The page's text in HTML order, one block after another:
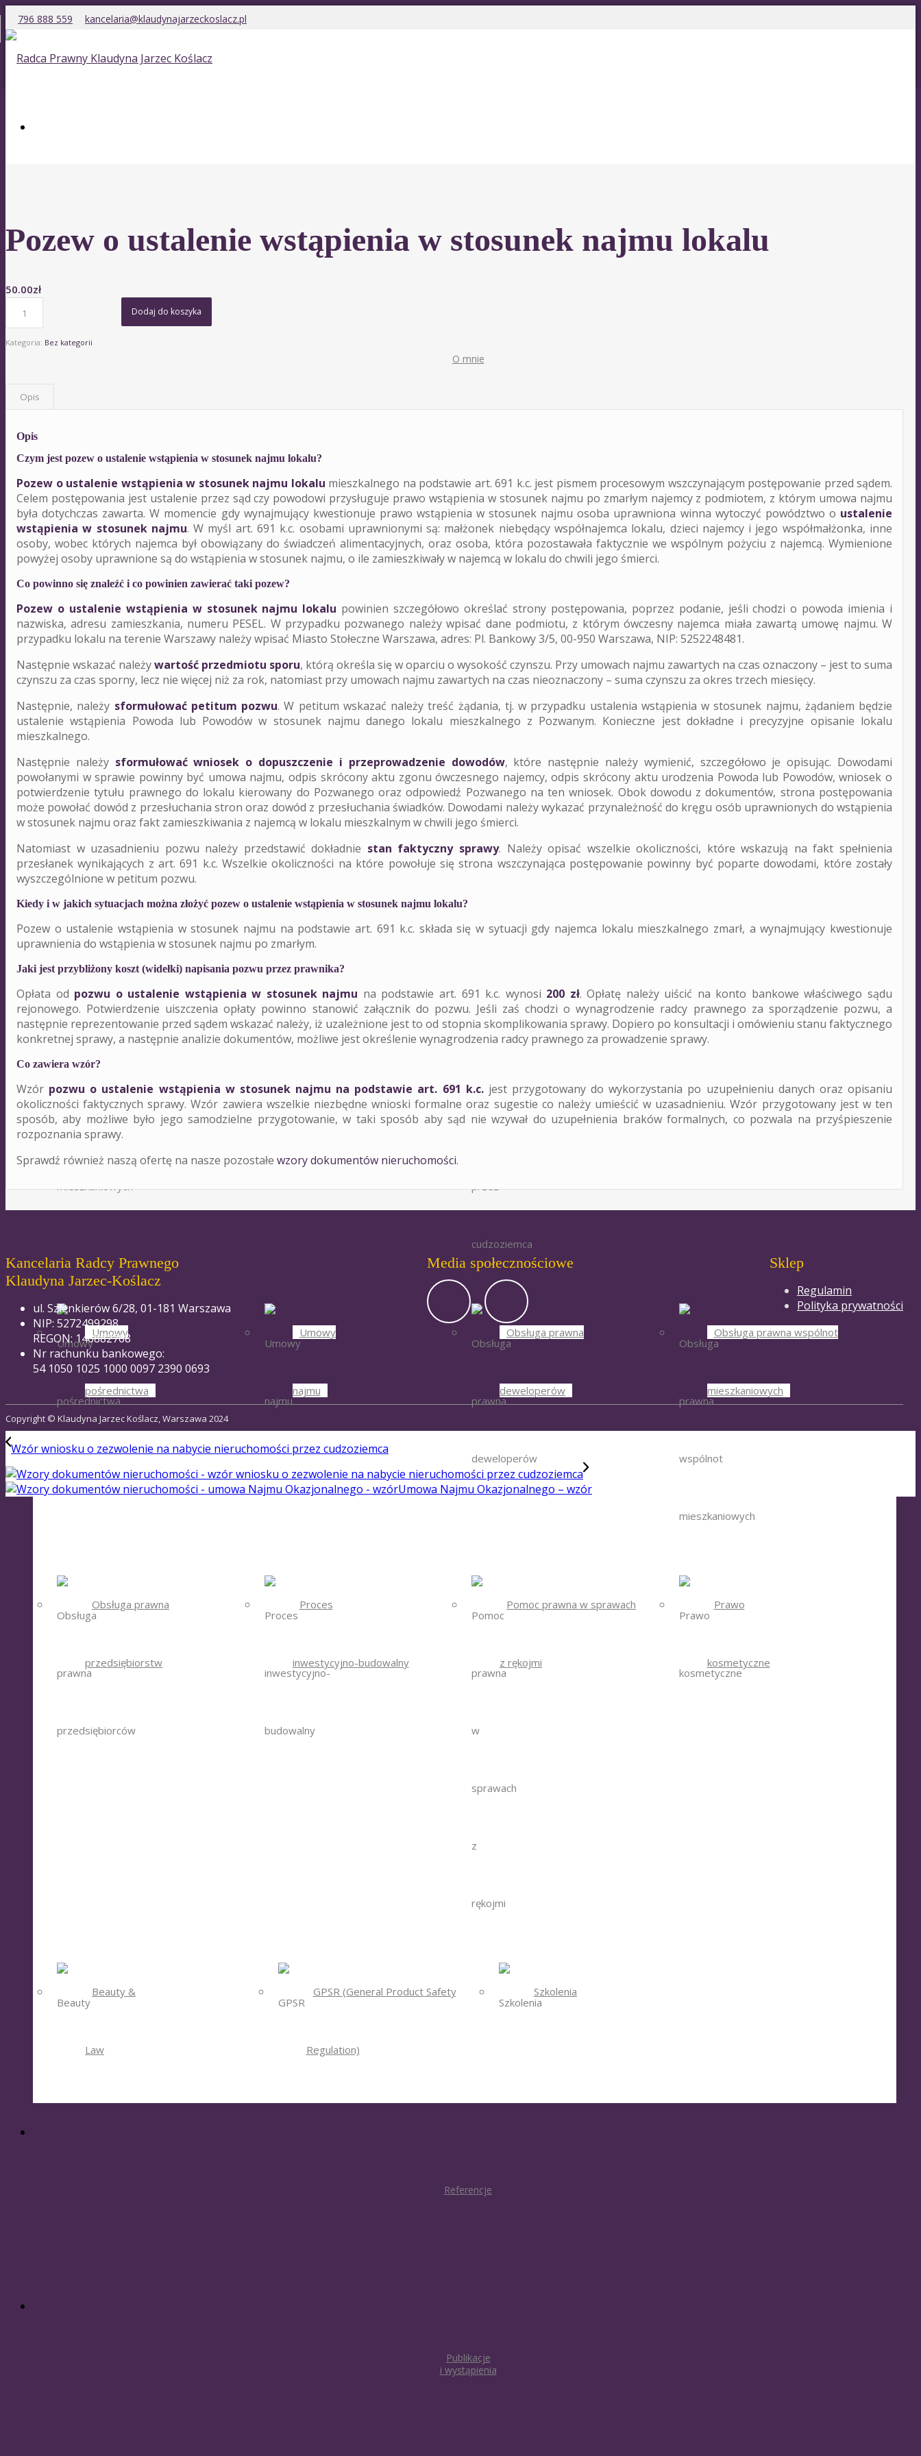
796 888 559 kancelaria@klaudynajarzeckoslacz.pl
O mnie
Usługi
Badanie stanu prawnego
nieruchomości
Due diligence
nieruchomości
Transakcje
nieruchomościowe
Porady prawne dotyczące
nieruchomości
Radca prawny do spraw
mieszkaniowych
Postępowanie sądowe i adm.
dot. nieruchomości nieruchomości przez deweloperskie
Umowy
pośrednictwa
Umowy
najmu
Obsługa prawna
deweloperów
Obsługa prawna wspólnot
mieszkaniowych
Obsługa prawna
przedsiębiorstw
Proces
inwestycyjno-budowalny
Pomoc prawna w sprawach
z rękojmi
Prawo
kosmetyczne
Beauty &
Law
GPSR (General Product Safety
Regulation)
Szkolenia
Referencje
Publikacje
i wystąpienia
Pozew o ustalenie wstąpienia w stosunek najmu lokalu
50.00zł
Dodaj do koszyka
Kategoria: Bez kategorii
Opis
Opis
Czym jest pozew o ustalenie wstąpienia w stosunek najmu lokalu?
Pozew o ustalenie wstąpienia w stosunek najmu lokalu mieszkalnego na podstawie art. 691 k.c. jest pismem procesowym wszczynającym postępowanie przed sądem.
Celem postępowania jest ustalenie przez sąd czy powodowi przysługuje prawo wstąpienia w stosunek najmu po zmarłym najemcy z podmiotem, z którym umowa najmu
była dotychczas zawarta. W momencie gdy wynajmujący kwestionuje prawo wstąpienia w stosunek najmu osoba uprawniona winna wytoczyć powództwo o ustalenie
wstąpienia w stosunek najmu. W myśl art. 691 k.c. osobami uprawnionymi są: małżonek niebędący współnajemca lokalu, dzieci najemcy i jego współmałżonka, inne
osoby, wobec których najemca był obowiązany do świadczeń alimentacyjnych, oraz osoba, która pozostawała faktycznie we wspólnym pożyciu z najemcą. Wymienione
powyżej osoby uprawnione są do wstąpienia w stosunek najmu, o ile zamieszkiwały w najemcą w lokalu do chwili jego śmierci.
Co powinno się znaleźć i co powinien zawierać taki pozew?
Pozew o ustalenie wstąpienia w stosunek najmu lokalu powinien szczegółowo określać strony postępowania, poprzez podanie, jeśli chodzi o powoda imienia i
nazwiska, adresu zamieszkania, numeru PESEL. W przypadku pozwanego należy wpisać dane podmiotu, z którym ówczesny najemca miała zawartą umowę najmu. W
przypadku lokalu na terenie Warszawy należy wpisać Miasto Stołeczne Warszawa, adres: Pl. Bankowy 3/5, 00-950 Warszawa, NIP: 5252248481.
Następnie wskazać należywartość przedmiotu sporu, którą określa się w oparciu o wysokość czynszu. Przy umowach najmu zawartych na czas oznaczony – jest to suma
czynszu za czas sporny, lecz nie więcej niż za rok, natomiast przy umowach najmu zawartych na czas nieoznaczony – suma czynszu za okres trzech miesięcy.
Następnie, należy sformułować petitum pozwu. W petitum wskazać należy treść żądania, tj. w przypadku ustalenia wstąpienia w stosunek najmu, żądaniem będzie
ustalenie wstąpienia Powoda lub Powodów w stosunek najmu danego lokalu mieszkalnego z Pozwanym. Konieczne jest dokładne i precyzyjne opisanie lokalu
mieszkalnego.
Następnie należy sformułować wniosek o dopuszczenie i przeprowadzenie dowodów, które następnie należy wymienić, szczegółowo je opisując. Dowodami
powołanymi w sprawie powinny być umowa najmu, odpis skrócony aktu zgonu ówczesnego najemcy, odpis skrócony aktu urodzenia Powoda lub Powodów, wniosek o
potwierdzenie tytułu prawnego do lokalu kierowany do Pozwanego oraz odpowiedź Pozwanego na ten wniosek. Obok dowodu z dokumentów, strona postępowania
może powołać dowód z przesłuchania stron oraz dowód z przesłuchania świadków. Dowodami należy wykazać przynależność do kręgu osób uprawnionych do wstąpienia
w stosunek najmu oraz fakt zamieszkiwania z najemcą w lokalu mieszkalnym w chwili jego śmierci.
Natomiast w uzasadnieniu pozwu należy przedstawić dokładnie stan faktyczny sprawy. Należy opisać wszelkie okoliczności, które wskazują na fakt spełnienia
przesłanek wynikających z art. 691 k.c. Wszelkie okoliczności na które powołuje się strona wszczynająca postępowanie powinny być poparte dowodami, które zostały
wyszczególnione w petitum pozwu.
Kiedy i w jakich sytuacjach można złożyć pozew o ustalenie wstąpienia w stosunek najmu lokalu?
Pozew o ustalenie wstąpienia w stosunek najmu na podstawie art. 691 k.c. składa się w sytuacji gdy najemca lokalu mieszkalnego zmarł, a wynajmujący kwestionuje
uprawnienia do wstąpienia w stosunek najmu po zmarłym.
Jaki jest przybliżony koszt (widełki) napisania pozwu przez prawnika?
Opłata od pozwu o ustalenie wstąpienia w stosunek najmu na podstawie art. 691 k.c. wynosi 200 zł. Opłatę należy uiścić na konto bankowe właściwego sądu
rejonowego. Potwierdzenie uiszczenia opłaty powinno stanowić załącznik do pozwu. Jeśli zaś chodzi o wynagrodzenie radcy prawnego za sporządzenie pozwu, a
następnie reprezentowanie przed sądem wskazać należy, iż uzależnione jest to od stopnia skomplikowania sprawy. Dopiero po konsultacji i omówieniu stanu faktycznego
konkretnej sprawy, a następnie analizie dokumentów, możliwe jest określenie wynagrodzenia radcy prawnego za prowadzenie sprawy.
Co zawiera wzór?
Wzór pozwu o ustalenie wstąpienia w stosunek najmu na podstawie art. 691 k.c.jest przygotowany do wykorzystania po uzupełnieniu danych oraz opisaniu
okoliczności faktycznych sprawy. Wzór zawiera wszelkie niezbędne wnioski formalne oraz sugestie co należy umieścić w uzasadnieniu. Wzór przygotowany jest w ten
sposób, aby możliwe było jego samodzielne przygotowanie, w taki sposób aby sąd nie wzywał do uzupełnienia braków formalnych, co pozwala na przyśpieszenie
rozpoznania sprawy.
Sprawdź również naszą ofertę na nasze pozostałe wzory dokumentów nieruchomości.
Kancelaria Radcy Prawnego
Klaudyna Jarzec-Koślacz
ul. Szlenkierów 6/28, 01-181 Warszawa
NIP: 5272499298
REGON: 146882768
Nr rachunku bankowego:
54 1050 1025 1000 0097 2390 0693
Media społecznościowe Sklep
Regulamin
Polityka prywatności
Copyright © Klaudyna Jarzec Koślacz, Warszawa 2024
Wzór wniosku o zezwolenie na nabycie nieruchomości przez cudzoziemca
Umowa Najmu Okazjonalnego – wzór